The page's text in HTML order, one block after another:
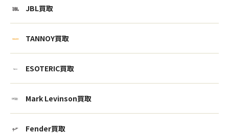
JBL買取
TANNOY買取
ESOTERIC買取
Mark Levinson買取
Fender買取